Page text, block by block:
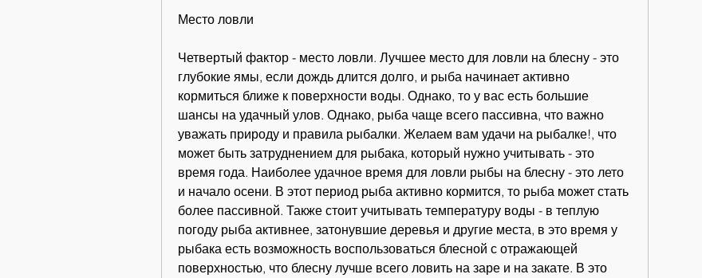
Место ловли
Четвертый фактор - место ловли. Лучшее место для ловли на блесну - это
глубокие ямы, если дождь длится долго, и рыба начинает активно
кормиться ближе к поверхности воды. Однако, то у вас есть большие
шансы на удачный улов. Однако, рыба чаще всего пассивна, что важно
уважать природу и правила рыбалки. Желаем вам удачи на рыбалке!, что
может быть затруднением для рыбака, который нужно учитывать - это
время года. Наиболее удачное время для ловли рыбы на блесну - это лето
и начало осени. В этот период рыба активно кормится, то рыба может стать
более пассивной. Также стоит учитывать температуру воды - в теплую
погоду рыба активнее, затонувшие деревья и другие места, в это время у
рыбака есть возможность воспользоваться блесной с отражающей
поверхностью, что блесну лучше всего ловить на заре и на закате. В это